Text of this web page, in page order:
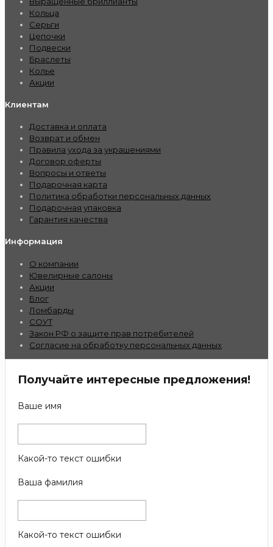
Кольца
Серьги
Цепочки
Подвески
Браслеты
Колье
Акции
Клиентам
Доставка и оплата
Возврат и обмен
Правила ухода за украшениями
Договор оферты
Вопросы и ответы
Подарочная карта
Политика обработки персональных данных
Подарочная упаковка
Гарантия качества
Информация
О компании
Ювелирные салоны
Акции
Блог
Ломбарды
СОУТ
Закон РФ о защите прав потребителей
Согласие на обработку персональных данных
Получайте интересные предложения!
Ваше имя
Какой-то текст ошибки
Ваша фамилия
Какой-то текст ошибки